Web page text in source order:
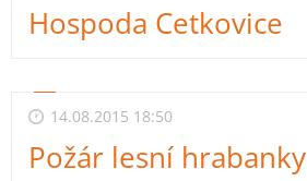
Hospoda Cetkovice
14.08.2015 18:50
Požár lesní hrabanky